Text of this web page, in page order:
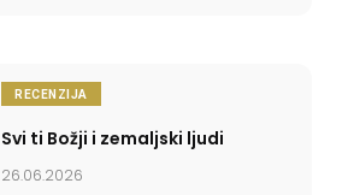
RECENZIJA
Svi ti Božji i zemaljski ljudi
26.06.2026